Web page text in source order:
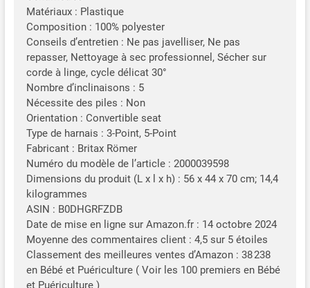
Matériaux : Plastique
Composition : 100% polyester
Conseils d’entretien : Ne pas javelliser, Ne pas
repasser, Nettoyage à sec professionnel, Sécher sur
corde à linge, cycle délicat 30°
Nombre d’inclinaisons : 5
Nécessite des piles : Non
Orientation : Convertible seat
Type de harnais : 3-Point, 5-Point
Fabricant : Britax Römer
Numéro du modèle de l’article : 2000039598
Dimensions du produit (L x l x h) : 56 x 44 x 70 cm; 14,4
kilogrammes
ASIN : B0DHGRFZDB
Date de mise en ligne sur Amazon.fr : 14 octobre 2024
Moyenne des commentaires client : 4,5 sur 5 étoiles
Classement des meilleures ventes d’Amazon : 38 238
en Bébé et Puériculture ( Voir les 100 premiers en Bébé
et Puériculture )